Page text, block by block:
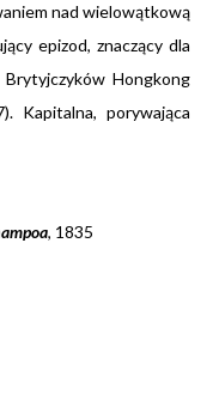
nad wielowątkową
epizod, znaczący dla
Hongkong
Kapitalna, porywająca
, 1835